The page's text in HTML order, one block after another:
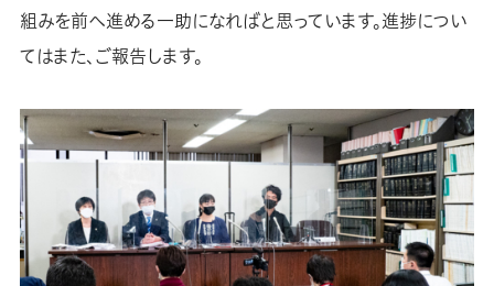
組みを前へ進める一助になればと思っています。進捗につい
てはまた、ご報告します。